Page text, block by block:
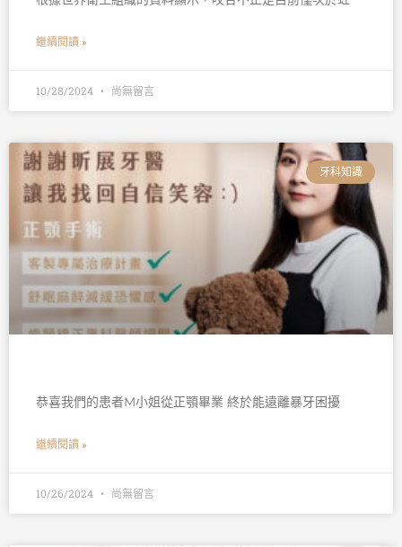
繼續閱讀 »
10/28/2024 尚無留言
牙科知識
恭喜我們的患者M小姐從正顎畢業 終於能遠離暴牙困擾
繼續閱讀 »
10/26/2024 尚無留言